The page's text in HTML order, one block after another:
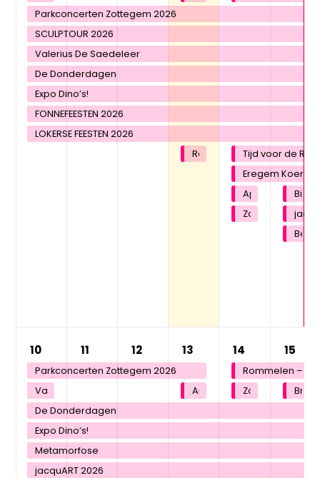
Parkconcerten Zottegem 2026
SCULPTOUR 2026
Valerius De Saedeleer
De Donderdagen
Expo Dino’s!
FONNEFEESTEN 2026
LOKERSE FEESTEN 2026
Red D and Lady Linn
Tijd voor de Rijdt
Eregem Koerst
Apérotime
Zomer bij ’t
10
Parkconcerten Zottegem 2026
Valerius De Saedeleer
De Donderdagen
Expo Dino’s!
Metamorfose
jacquART 2026
11 12 13
An Pierlé Duo
14
Rommelen –
Zomer bij ’t
15